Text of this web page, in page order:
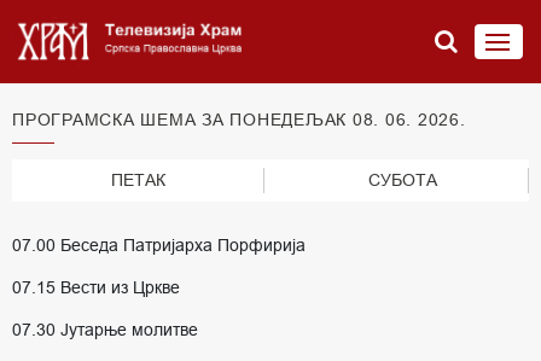
ПРОГРАМСКА ШЕМА ЗА ПОНЕДЕЉАК 08. 06. 2026.
ПЕТАК СУБОТА
07.00 Беседа Патријарха Порфирија
07.15 Вести из Цркве
07.30 Јутарње молитве